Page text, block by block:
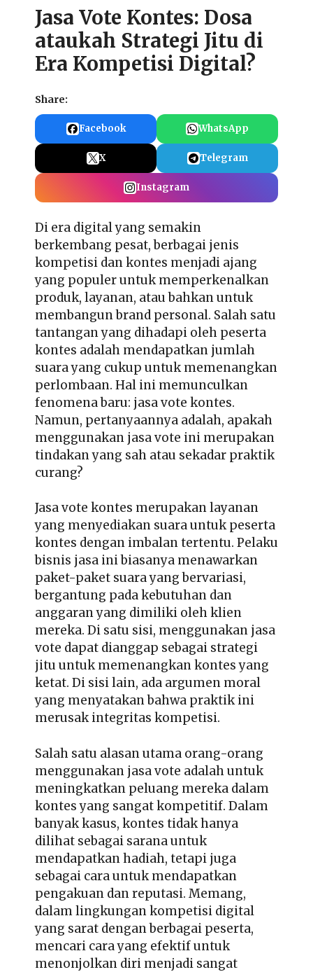
Jasa Vote Kontes: Dosa
ataukah Strategi Jitu di
Era Kompetisi Digital?
Share:
Facebook WhatsApp
X Telegram
Instagram
Di era digital yang semakin
berkembang pesat, berbagai jenis
kompetisi dan kontes menjadi ajang
yang populer untuk memperkenalkan
produk, layanan, atau bahkan untuk
membangun brand personal. Salah satu
tantangan yang dihadapi oleh peserta
kontes adalah mendapatkan jumlah
suara yang cukup untuk memenangkan
perlombaan. Hal ini memunculkan
fenomena baru: jasa vote kontes.
Namun, pertanyaannya adalah, apakah
menggunakan jasa vote ini merupakan
tindakan yang sah atau sekadar praktik
curang?
Jasa vote kontes merupakan layanan
yang menyediakan suara untuk peserta
kontes dengan imbalan tertentu. Pelaku
bisnis jasa ini biasanya menawarkan
paket-paket suara yang bervariasi,
bergantung pada kebutuhan dan
anggaran yang dimiliki oleh klien
mereka. Di satu sisi, menggunakan jasa
vote dapat dianggap sebagai strategi
jitu untuk memenangkan kontes yang
ketat. Di sisi lain, ada argumen moral
yang menyatakan bahwa praktik ini
merusak integritas kompetisi.
Salah satu alasan utama orang-orang
menggunakan jasa vote adalah untuk
meningkatkan peluang mereka dalam
kontes yang sangat kompetitif. Dalam
banyak kasus, kontes tidak hanya
dilihat sebagai sarana untuk
mendapatkan hadiah, tetapi juga
sebagai cara untuk mendapatkan
pengakuan dan reputasi. Memang,
dalam lingkungan kompetisi digital
yang sarat dengan berbagai peserta,
mencari cara yang efektif untuk
menonjolkan diri menjadi sangat